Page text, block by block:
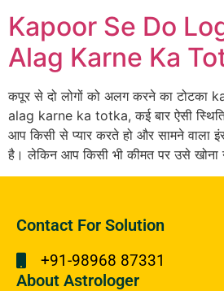
Kapoor Se Do
Alag Karne Ka
कपूर से दो लोगों को अलग करने का
alag karne ka totka, कई बार ऐसी
आप किसी से प्यार करते हो और सामने वाला
है। लेकिन आप किसी भी कीमत पर उसे खोना
Contact For Solution
+91-98968 87331
About Astrologer